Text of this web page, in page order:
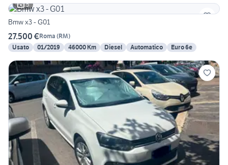
5
Bmw x3 - G01
27.500 €Roma (RM)
Usato
01/2019 46000 Km Diesel Automatico Euro 6e